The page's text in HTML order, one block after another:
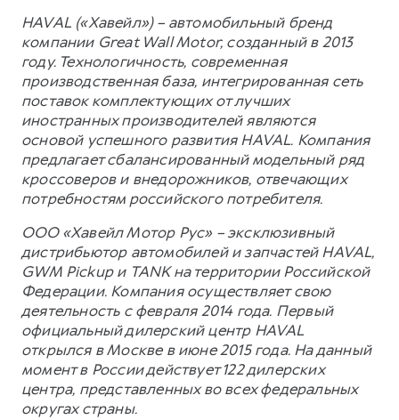
HAVAL («Хавейл») – автомобильный бренд
компании Great Wall Motor, созданный в 2013
году. Технологичность, современная
производственная база, интегрированная сеть
поставок комплектующих от лучших
иностранных производителей являются
основой успешного развития HAVAL. Компания
предлагает сбалансированный модельный ряд
кроссоверов и внедорожников, отвечающих
потребностям российского потребителя.
ООО «Хавейл Мотор Рус» – эксклюзивный
дистрибьютор автомобилей и запчастей HAVAL,
GWM Pickup и TANK на территории Российской
Федерации. Компания осуществляет свою
деятельность с февраля 2014 года. Первый
официальный дилерский центр HAVAL
открылся в Москве в июне 2015 года. На данный
момент в России действует 122 дилерских
центра, представленных во всех федеральных
округах страны.